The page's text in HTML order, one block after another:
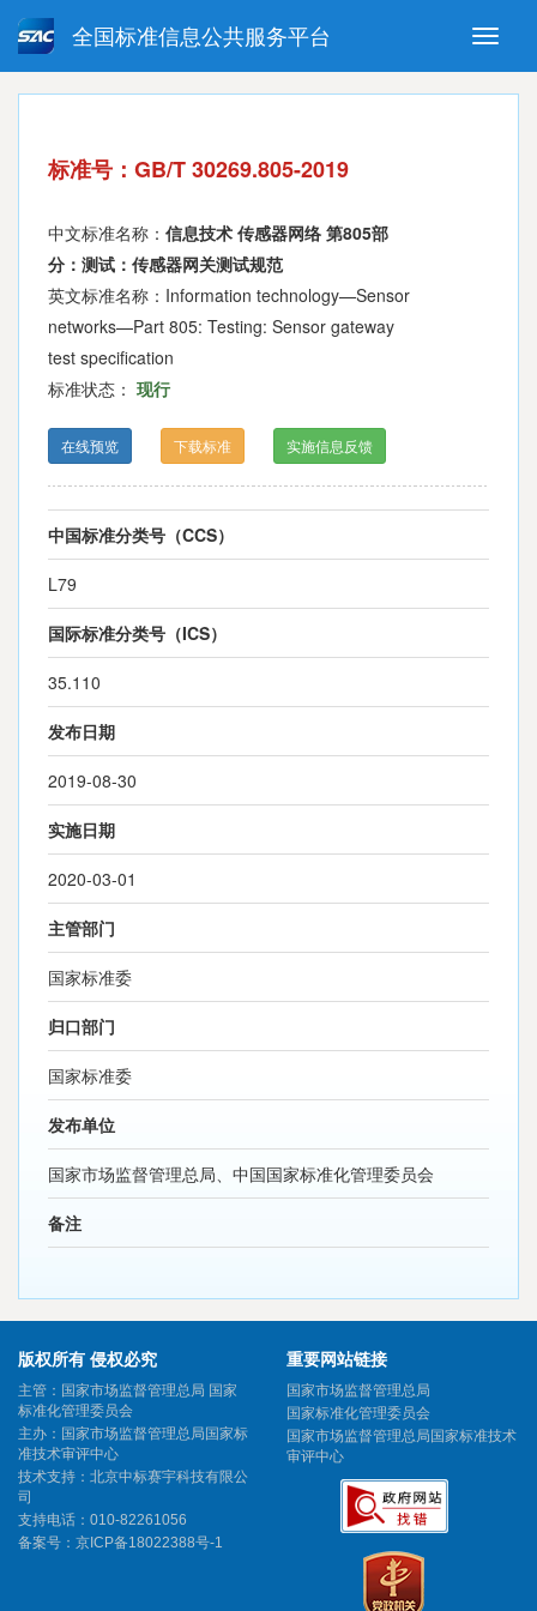
Toggle
全国标准信息公共服务平台
强制性国家标准 推荐性国家标准
指导性技术文件 (National standards in foreign
language version)
标准号：GB/T 30269.805-2019
中文标准名称： 信息技术 传感器网络 第805部
分：测试：传感器网关测试规范
英文标准名称：Information technology—Sensor
networks—Part 805: Testing: Sensor gateway
test specification
标准状态： 现行
在线预览 下载标准 实施信息反馈
中国标准分类号（CCS）
L79
国际标准分类号（ICS）
35.110
发布日期
2019-08-30
实施日期
2020-03-01
主管部门
国家标准委
归口部门
国家标准委
发布单位
国家市场监督管理总局、中国国家标准化管理委员会
备注
版权所有 侵权必究
主管：国家市场监督管理总局 国家
标准化管理委员会
主办：国家市场监督管理总局国家标
准技术审评中心
技术支持：北京中标赛宇科技有限公
司
支持电话：010-82261056
备案号： 京ICP备18022388号-1
重要网站链接
国家市场监督管理总局
国家标准化管理委员会
国家市场监督管理总局国家标准技术
审评中心